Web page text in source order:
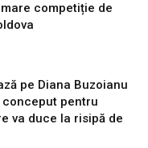
competiție de
pe Diana Buzoianu
pentru
va duce la risipă de